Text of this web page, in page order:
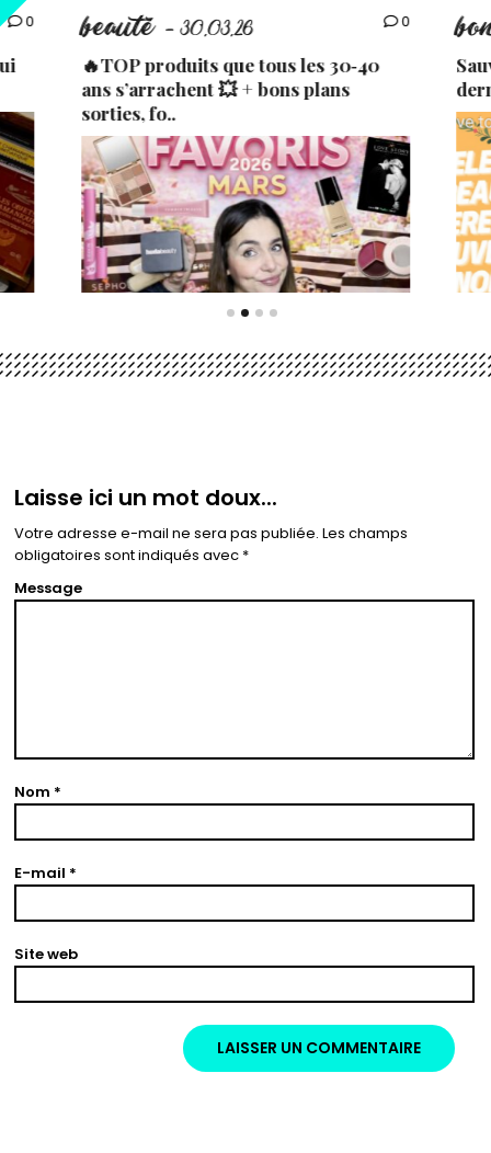
0 beauté - 30.03.26 0
🔥TOP produits que tous les 30‑40
ans s’arrachent 💥 + bons plans
sorties, fo..
Laisse ici un mot doux...
Votre adresse e-mail ne sera pas publiée. Les champs
obligatoires sont indiqués avec *
Message
Nom *
E-mail *
Site web